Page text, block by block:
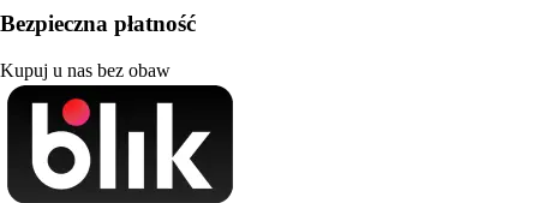
Bezpieczna płatność
Kupuj u nas bez obaw